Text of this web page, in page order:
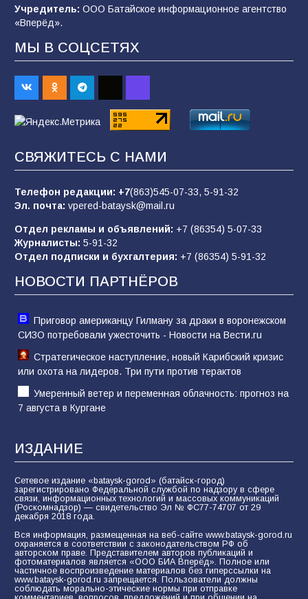
101 03.08.2026
В Батайске продолжаются дорожные работы
98 04.08.2026
пропагандистский вброс
«Слухами Москву не возьмёшь»: почему
заявления Киева о мобилизации — это
отчаяние, а не разведка
81 02.08.2026
Учредитель: ООО Батайское информационное агентство
«Вперёд».
МЫ В СОЦСЕТЯХ
СВЯЖИТЕСЬ С НАМИ
Телефон редакции: +7(863)545-07-33, 5-91-32
Эл. почта: vpered-bataysk@mail.ru
Отдел рекламы и объявлений: +7 (86354) 5-07-33
Журналисты: 5-91-32
Отдел подписки и бухгалтерия: +7 (86354) 5-91-32
НОВОСТИ ПАРТНЁРОВ
Приговор американцу Гилману за драки в воронежском
СИЗО потребовали ужесточить - Новости на Вести.ru
Стратегическое наступление, новый Карибский кризис
или охота на лидеров. Три пути против терактов
Умеренный ветер и переменная облачность: прогноз на
7 августа в Кургане
ИЗДАНИЕ
Сетевое издание «bataysk-gorod» (батайск-город)
зарегистрировано Федеральной службой по надзору в сфере
связи, информационных технологий и массовых коммуникаций
(Роскомнадзор) — свидетельство Эл № ФС77-74707 от 29
декабря 2018 года.
Вся информация, размещенная на веб-сайте www.bataysk-gorod.ru
охраняется в соответствии с законодательством РФ об
авторском праве. Представителем авторов публикаций и
фотоматериалов является «ООО БИА Вперёд». Полное или
частичное воспроизведение материалов без гиперссылки на
www.bataysk-gorod.ru запрещается. Пользователи должны
соблюдать морально-этические нормы при отправке